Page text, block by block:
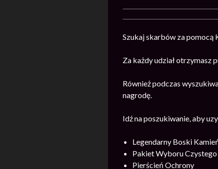
Szukaj skarbów za
Za każdy udział otrzymasz
Również podczas
nagrodę.
Idź na poszukiwanie, aby
Legendarny Boski
Pakiet Wyboru Czystego
Pierścień Ochrony